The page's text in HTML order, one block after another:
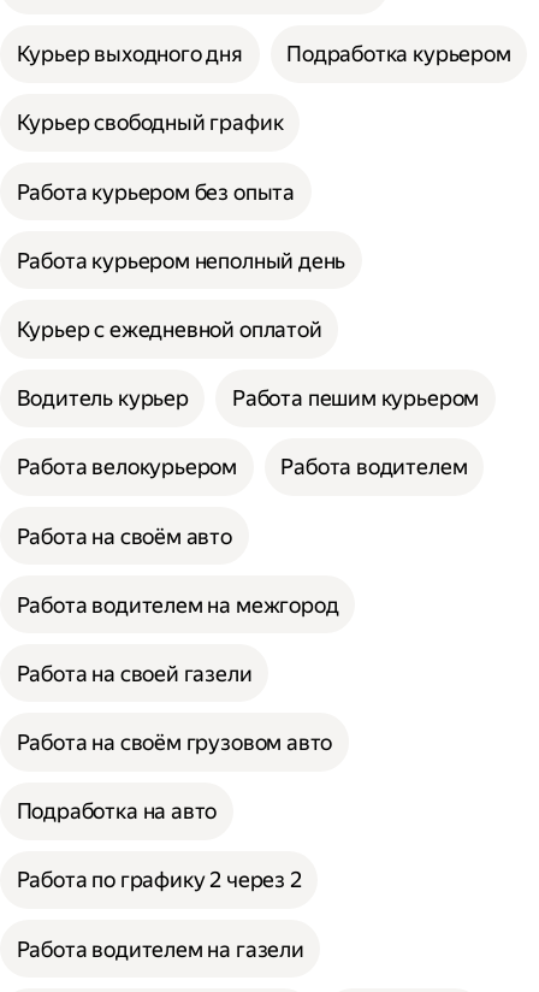
Курьер выходного дня Подработка курьером
Курьер свободный график
Работа курьером без опыта
Работа курьером неполный день
Курьер с ежедневной оплатой
Водитель курьер Работа пешим курьером
Работа велокурьером Работа водителем
Работа на своём авто
Работа водителем на межгород
Работа на своей газели
Работа на своём грузовом авто
Подработка на авто
Работа по графику 2 через 2
Работа водителем на газели